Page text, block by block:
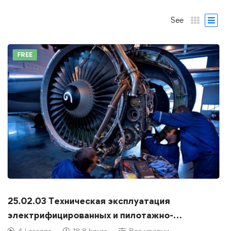
See
FREE
25.02.03 Техническая эксплуатация
электрифицированных и пилотажно-